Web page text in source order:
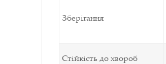
Зберігання
Стійкість до хвороб